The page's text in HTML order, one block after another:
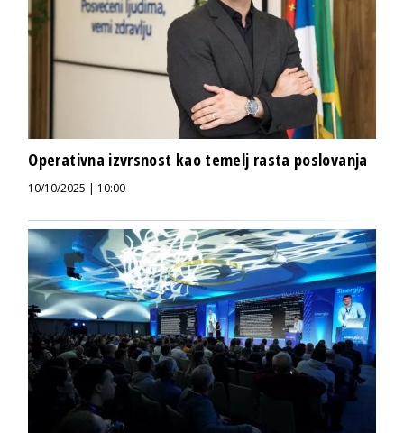
Operativna izvrsnost kao temelj rasta poslovanja
10/10/2025 | 10:00